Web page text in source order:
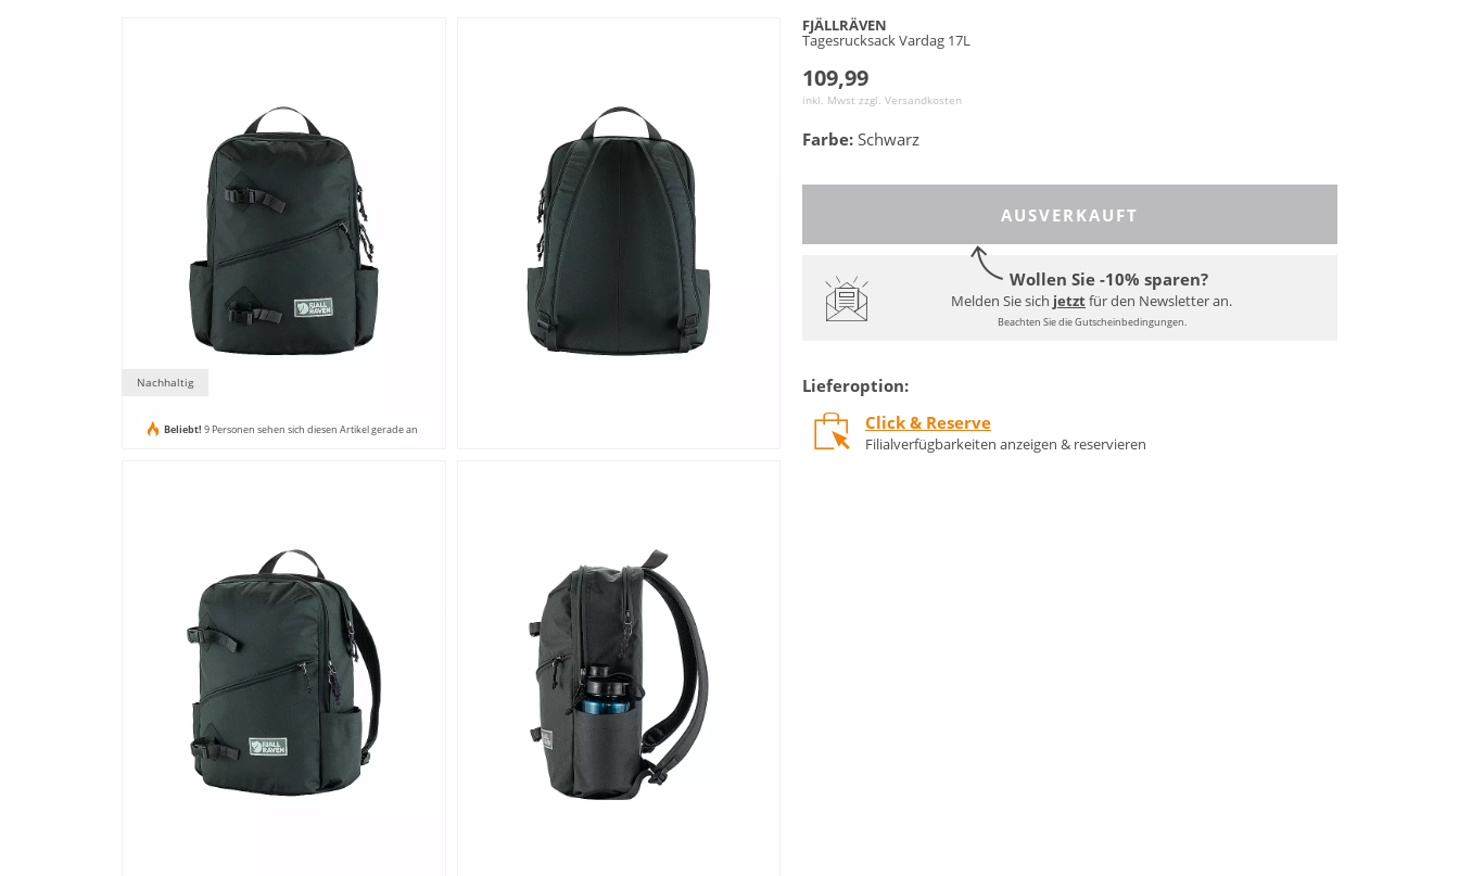
Nachhaltig
Beliebt! 9 Personen sehen sich diesen Artikel gerade an
FJÄLLRÄVEN
Tagesrucksack Vardag 17L
109,99
inkl. Mwst zzgl. Versandkosten
Farbe: Schwarz
AUSVERKAUFT
Wollen Sie -10% sparen?
Melden Sie sich jetztfür den Newsletter an.
Beachten Sie die Gutscheinbedingungen.
Lieferoption:
Click & Reserve
Filialverfügbarkeiten anzeigen & reservieren